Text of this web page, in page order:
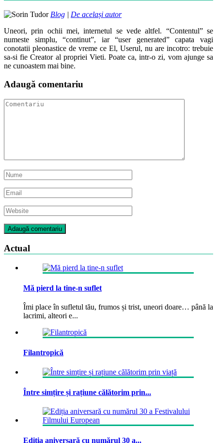
Blog | De același autor
Uneori, prin ochii mei, internetul se vede altfel. “Contentul” se
numeste simplu, “continut”, iar “user generated” capata vagi
conotatii pleonastice de vreme ce El, Userul, nu are incotro: trebuie
sa-si fie Creator al propriei Vieti. Poate ca, intr-o zi, vom ajunge sa
ne cunoastem mai bine.
Adaugă comentariu
Actual
Mă pierd la tine-n suflet
Îmi place în sufletul tău, frumos și trist, uneori doare… până la
lacrimi, alteori e...
Filantropică
Între simțire și rațiune călătorim prin...
Ediția aniversară cu numărul 30 a...